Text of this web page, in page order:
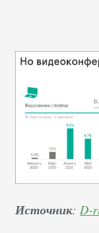
Источник:D-